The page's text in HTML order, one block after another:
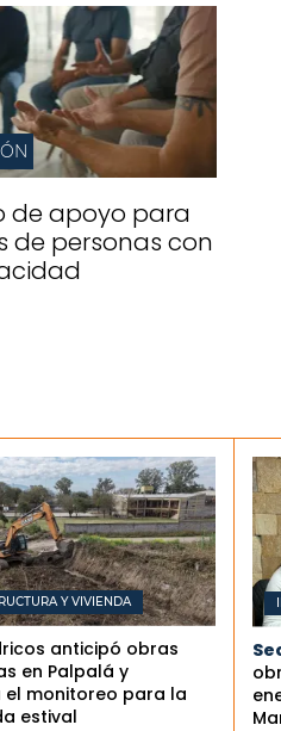
de apoyo para
de personas con
Y VIVIENDA
anticipó obras
en Palpalá y
el monitoreo para la
estival